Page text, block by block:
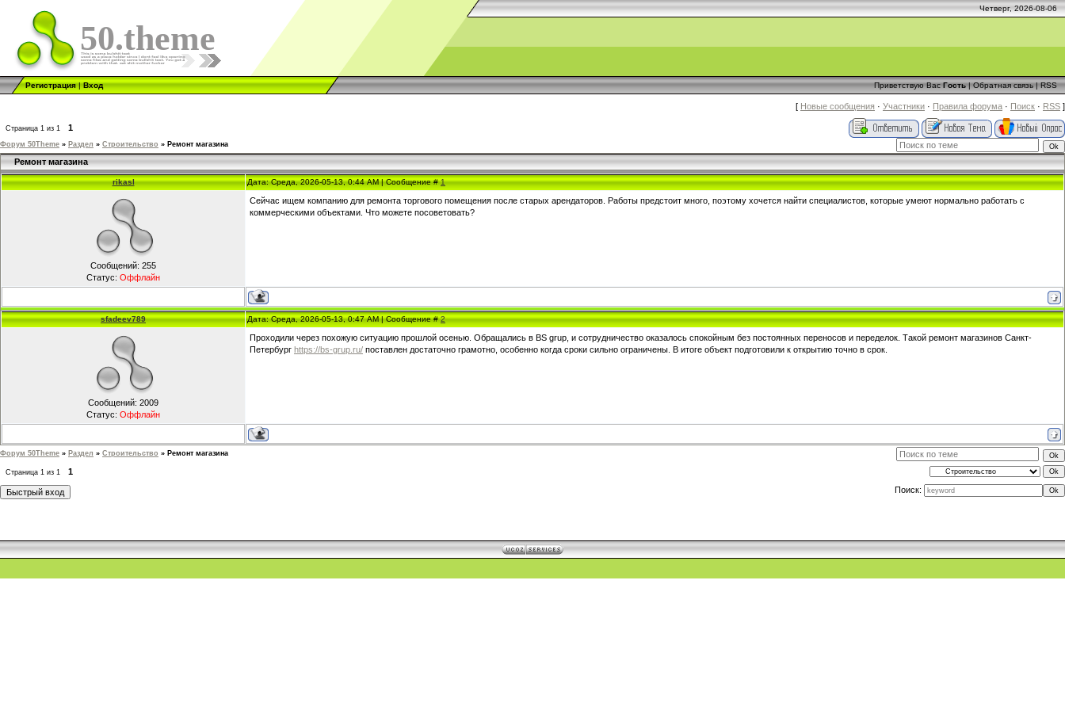
Четверг, 2026-08-06
50.theme
Регистрация|Вход Приветствую Вас Гость|Обратная связь|RSS
[ Новые сообщения · Участники · Правила форума · Поиск · RSS ]
Страница 1 из 1 1
Форум 50Theme » Раздел » Строительство » Ремонт магазина
Ремонт магазина
rikasl Дата: Среда, 2026-05-13, 0:44 AM | Сообщение #1
Сообщений: 255
Статус: Оффлайн
Сейчас ищем компанию для ремонта торгового помещения после старых арендаторов. Работы предстоит много, поэтому хочется найти специалистов, которые умеют нормально работать с
коммерческими объектами. Что можете посоветовать?
sfadeev789 Дата: Среда, 2026-05-13, 0:47 AM | Сообщение #2
Сообщений: 2009
Статус: Оффлайн
Проходили через похожую ситуацию прошлой осенью. Обращались в BS grup, и сотрудничество оказалось спокойным без постоянных переносов и переделок. Такой ремонт магазинов Санкт-
Петербург https://bs-grup.ru/ поставлен достаточно грамотно, особенно когда сроки сильно ограничены. В итоге объект подготовили к открытию точно в срок.
Форум 50Theme » Раздел » Строительство » Ремонт магазина
Страница 1 из 1
1
Поиск: